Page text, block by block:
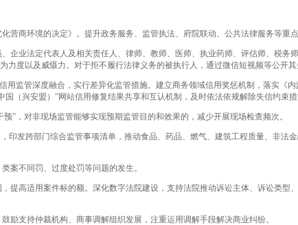
商环境的决定》。提升政务服务、监管执法、府院联动、公共法律服务等重点
业法定代表人及相关责任人、律师、教师、医师、执业药师、评估师、税务
度以及威慑力。对于拒不履行法律义务的被执行人，通过微信短视频等公开
监管深度融合，实行差异化监管措施。建立商务领域信用奖惩机制，落实《
（兴安盟）”网站信用修复结果共享和互认机制，及时依法依规解除失信约束措
，对非现场监管能够实现预期监管目的和效果的，减少开展现场检查频次。
发跨部门综合监管事项清单，推动食品、药品、燃气、建筑工程质量、非法
不同罚、过度处罚等问题的发生。
适用案件标的额。深化数字法院建设，支持法院推动诉讼主体、诉讼类型
支持仲裁机构、商事调解组织发展，注重运用调解手段解决商业纠纷。